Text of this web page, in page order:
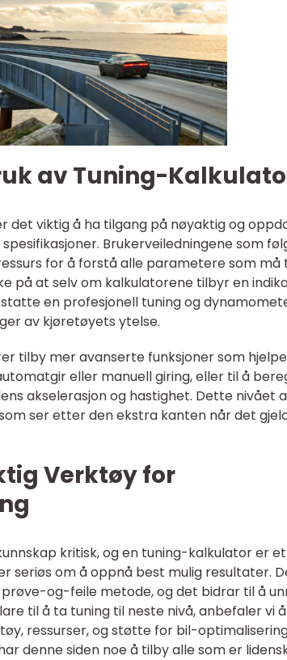
av Tuning-
det viktig å ha tilgang på nøyaktig og
Brukerveiledningene som
for å forstå alle parametere som må
på at selv om kalkulatorene tilbyr en
en profesjonell tuning og
av kjøretøyets ytelse.
tilby mer avanserte funksjoner som
eller manuell giring, eller til å
akselerasjon og hastighet. Dette nivået
ser etter den ekstra kanten når det
Verktøy for
kritisk, og en tuning-kalkulator er
seriøs om å oppnå best mulig resultater.
og-feile metode, og det bidrar til å
til å ta tuning til neste nivå, anbefaler vi
ressurser, og støtte for bil-
denne siden noe å tilby alle som er